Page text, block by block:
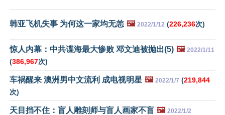
韩亚飞机失事 为何这一家均无恙 🖼️ 2022/1/12 (226,236次)
惊人内幕：中共谍海最大惨败 邓文迪被抛出(5) 🖼️ 2022/1/11
(386,967次)
车祸醒来 澳洲男中文流利 成电视明星 🖼️ 2022/1/7 (219,844
次)
天目挡不住：盲人雕刻师与盲人画家不盲 🖼️ 2022/1/2